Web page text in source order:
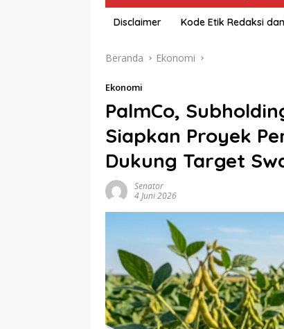
Disclaimer Kode Etik Redaksi
Beranda Ekonomi
Ekonomi
PalmCo,
Siapkan Proyek
Dukung Target
Senator
4 Juni 2026